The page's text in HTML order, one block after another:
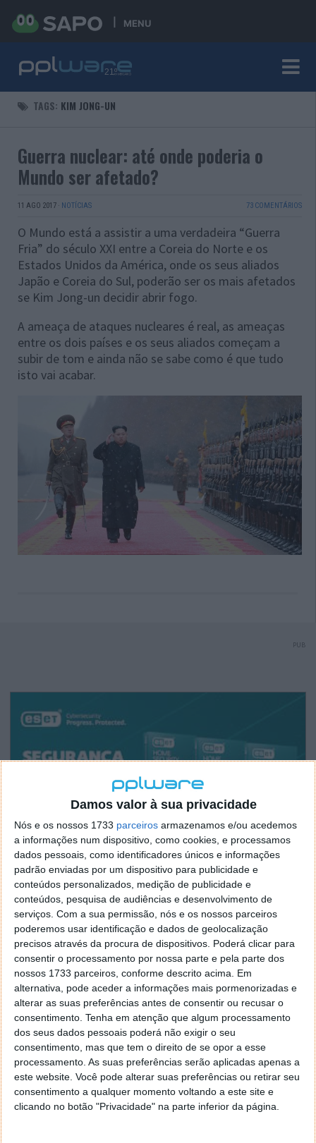
Damos valor à sua privacidade
Nós e os nossos 1733 parceiros armazenamos e/ou acedemos
a informações num dispositivo, como cookies, e processamos
dados pessoais, como identificadores únicos e informações
padrão enviadas por um dispositivo para publicidade e
conteúdos personalizados, medição de publicidade e
conteúdos, pesquisa de audiências e desenvolvimento de
serviços. Com a sua permissão, nós e os nossos parceiros
poderemos usar identificação e dados de geolocalização
precisos através da procura de dispositivos. Poderá clicar para
consentir o processamento por nossa parte e pela parte dos
nossos 1733 parceiros, conforme descrito acima. Em
alternativa, pode aceder a informações mais pormenorizadas e
alterar as suas preferências antes de consentir ou recusar o
consentimento. Tenha em atenção que algum processamento
dos seus dados pessoais poderá não exigir o seu
consentimento, mas que tem o direito de se opor a esse
processamento. As suas preferências serão aplicadas apenas a
este website. Você pode alterar suas preferências ou retirar seu
consentimento a qualquer momento voltando a este site e
clicando no botão "Privacidade" na parte inferior da página.
MENU
TAGS: KIM JONG-UN
Guerra nuclear: até onde poderia o
Mundo ser afetado?
11 AGO 2017 · NOTÍCIAS 73 COMENTÁRIOS
O Mundo está a assistir a uma verdadeira “Guerra
Fria” do século XXI entre a Coreia do Norte e os
Estados Unidos da América, onde os seus aliados
Japão e Coreia do Sul, poderão ser os mais afetados
se Kim Jong-un decidir abrir fogo.
A ameaça de ataques nucleares é real, as ameaças
entre os dois países e os seus aliados começam a
subir de tom e ainda não se sabe como é que tudo
isto vai acabar.
PUB